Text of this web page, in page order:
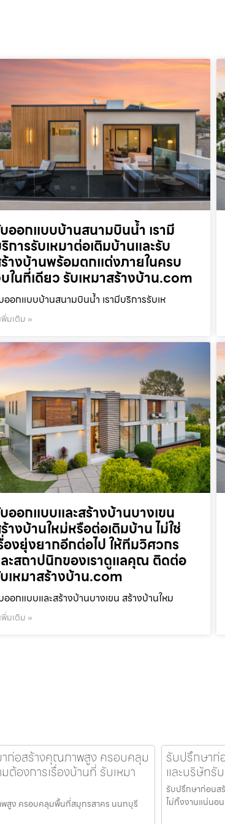
ออกแบบบ้านสนามบินน้ำ เรามี
การรับเหมาต่อเติมบ้านและรับ
างบ้านพร้อมตกแต่งภายในครบ
ในที่เดียว รับเหมาสร้างบ้าน.com
ออกแบบบ้านสนามบินน้ำ เรามีบริการรับเห
พิ่มเติม »
ออกแบบและสร้างบ้านบางเขน
างบ้านใหม่หรือต่อเติมบ้าน ไม่ใช่
องยุ่งยากอีกต่อไป ให้ทีมวิศวกร
ะสถาปนิกของเราดูแลคุณ ติดต่อ
เหมาสร้างบ้าน.com
ออกแบบและสร้างบ้านบางเขน สร้างบ้านใหม
พิ่มเติม »
าก่อสร้างคุณภาพสูง ครอบคลุม
องการเรื่องบ้านที่ รับเหมา
พสูง ครอบคลุมพื้นที่สมุทรสาคร นนทบุรี
รับปรึกษาก่
และบริษัทรั
รับปรึกษาก่อนส
ไม่ทิ้งงานแน่นอ